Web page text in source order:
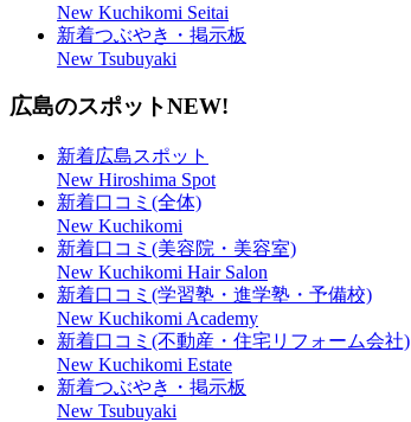
New Kuchikomi Seitai
新着つぶやき・掲示板
New Tsubuyaki
広島のスポットNEW!
新着広島スポット
New Hiroshima Spot
新着口コミ(全体)
New Kuchikomi
新着口コミ(美容院・美容室)
New Kuchikomi Hair Salon
新着口コミ(学習塾・進学塾・予備校)
New Kuchikomi Academy
新着口コミ(不動産・住宅リフォーム会社)
New Kuchikomi Estate
新着つぶやき・掲示板
New Tsubuyaki